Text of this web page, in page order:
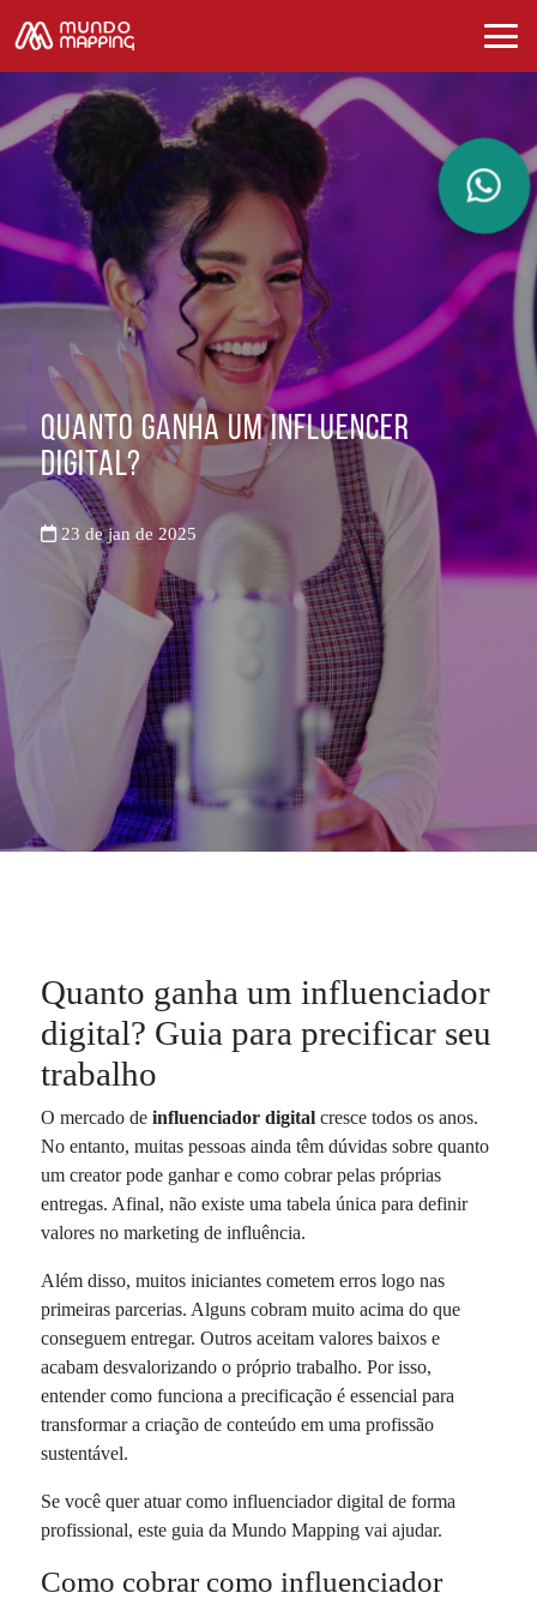
Quanto ganha um influencer
digital?
23 de jan de 2025
Quanto ganha um influenciador
digital? Guia para precificar seu
trabalho
O mercado deinfluenciador digital cresce todos os anos.
No entanto, muitas pessoas ainda têm dúvidas sobre quanto
um creator pode ganhar e como cobrar pelas próprias
entregas. Afinal, não existe uma tabela única para definir
valores no marketing de influência.
Além disso, muitos iniciantes cometem erros logo nas
primeiras parcerias. Alguns cobram muito acima do que
conseguem entregar. Outros aceitam valores baixos e
acabam desvalorizando o próprio trabalho. Por isso,
entender como funciona a precificação é essencial para
transformar a criação de conteúdo em uma profissão
sustentável.
Se você quer atuar como influenciador digital de forma
profissional, este guia da Mundo Mapping vai ajudar.
Como cobrar como influenciador